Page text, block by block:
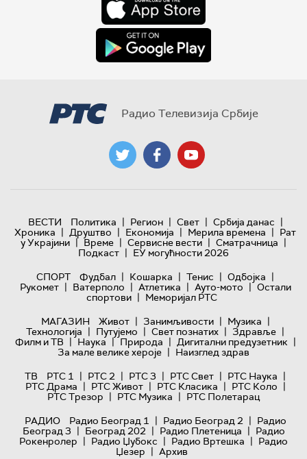
Радио Телевизија Србије
ВЕСТИ Политика | Регион | Свет | Србија данас |
Хроника | Друштво | Економија | Мерила времена | Рат
у Украјини | Време | Сервисне вести | Сматрачница |
Подкаст | ЕУ могућности 2026
СПОРТ
Фудбал | Кошарка | Тенис | Одбојка |
Рукомет | Ватерполо | Атлетика | Ауто-мото | Остали
спортови | Меморијал РТС
МАГАЗИН
Живот | Занимљивости | Музика |
Технологијa | Путујемо | Свет познатих | Здравље |
Филм и ТВ | Наука | Природа | Дигитални предузетник |
За мале велике хероје | Наизглед здрав
ТВ
РТС 1 | РТС 2 | РТС 3 | РТС Свет | РТС Наука |
РТС Драма | РТС Живот | РТС Класика | РТС Коло |
РТС Трезор | РТС Музика | РТС Полетарац
РАДИО
Радио Београд 1 | Радио Београд 2 | Радио
Београд 3 | Београд 202 | Радио Плетеница | Радио
Рокенролер | Радио Џубокс | Радио Вртешка | Радио
Џезер | Архив